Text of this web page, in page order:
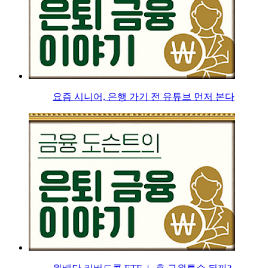
요즘 시니어, 은행 가기 전 유튜브 먼저 본다